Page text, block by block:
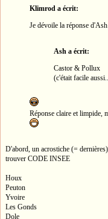
Klimrod a écrit:
Je dévoile la réponse
Ash a écrit:
Castor & Pollux
(c'était facile
Réponse claire et limpide,
D'abord, un acrostiche (=
trouver CODE INSEE
Houx
Peuton
Yvoire
Les Gonds
Dole